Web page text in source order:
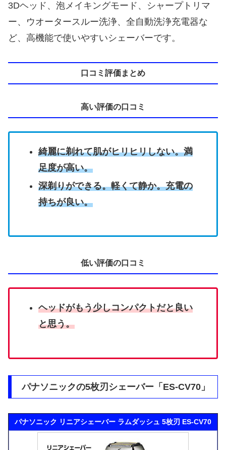
3Dヘッド、泡メイキングモード、シャープトリマ
ー、ウオータースルー洗浄、全自動洗浄充電器な
ど、高機能で使いやすいシェーバーです。
口コミ評価まとめ
高い評価の口コミ
綺麗に剃れて肌がヒリヒリしない。満
足度が高い。
深剃りができる。軽くて静か。充電の
持ちが良い。
低い評価の口コミ
ヘッドがもう少しコンパクトだと良い
と思う。
パナソニックの5枚刃シェーバー「ES-CV70」
パナソニック リニアシェーバー ラムダッシュ 5枚刃 ES-CV70